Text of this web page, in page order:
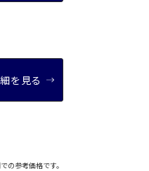
を見る
の参考価格です。